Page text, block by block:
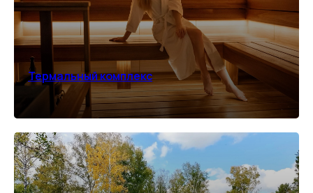
Термальный комплекс